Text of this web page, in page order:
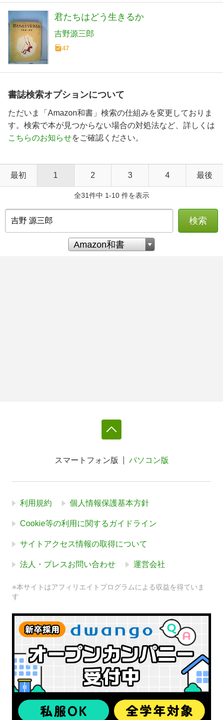
君たちはどう生きるか
吉野源三郎
47
書誌検索オプションについて
ただいま「Amazon和書」検索の仕組みを変更しておりま
す。検索で本が見つからない場合の対処法など、詳しくは
こちらのお知らせをご確認ください。
最初 1 2 3 4 最後
全31件中 1-10 件を表示
検索
スマートフォン版 パソコン版
利用規約 個人情報保護基本方針
Cookie等の利用に関するガイドライン
サイトアクセス情報の取得について
法人・プレスお問い合わせ 運営会社
※本サイトはアフィリエイトプログラムによる収益を得ていま
す